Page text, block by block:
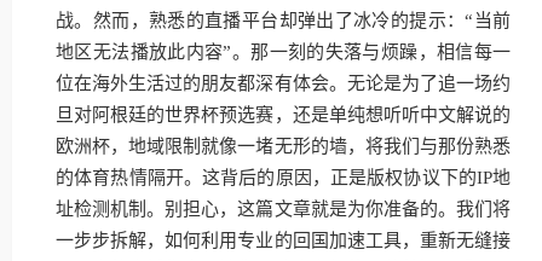
战。然而，熟悉的直播平台却弹出了冰冷的提示：“当前
地区无法播放此内容”。那一刻的失落与烦躁，相信每一
位在海外生活过的朋友都深有体会。无论是为了追一场约
旦对阿根廷的世界杯预选赛，还是单纯想听听中文解说的
欧洲杯，地域限制就像一堵无形的墙，将我们与那份熟悉
的体育热情隔开。这背后的原因，正是版权协议下的IP地
址检测机制。别担心，这篇文章就是为你准备的。我们将
一步步拆解，如何利用专业的回国加速工具，重新无缝接